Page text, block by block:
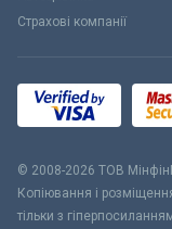
Страхові компанії
© 2008-2026 ТОВ
Копіювання і
тільки з